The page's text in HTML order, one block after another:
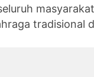
tradisional